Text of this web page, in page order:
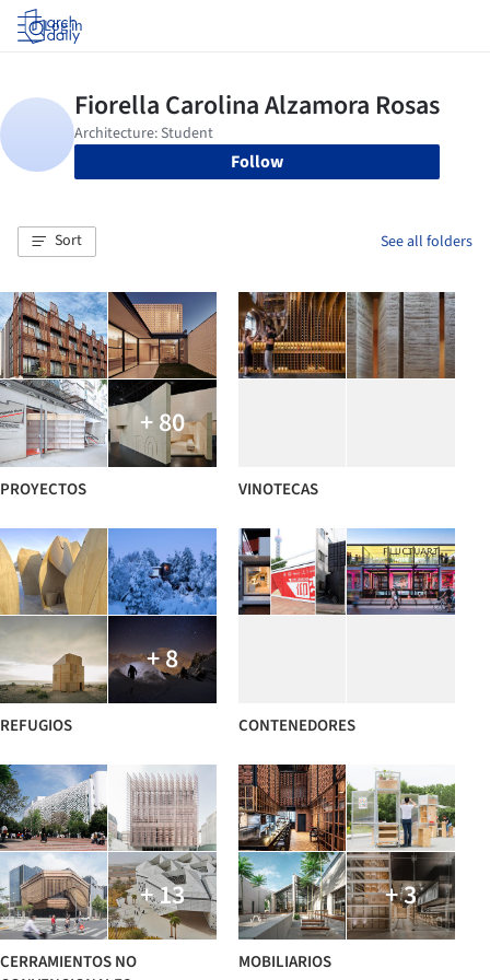
Log in
Follow
Sort See all folders
+ 80
PROYECTOS VINOTECAS
+ 8
REFUGIOS CONTENEDORES
+ 13
CERRAMIENTOS NO
+ 3
MOBILIARIOS